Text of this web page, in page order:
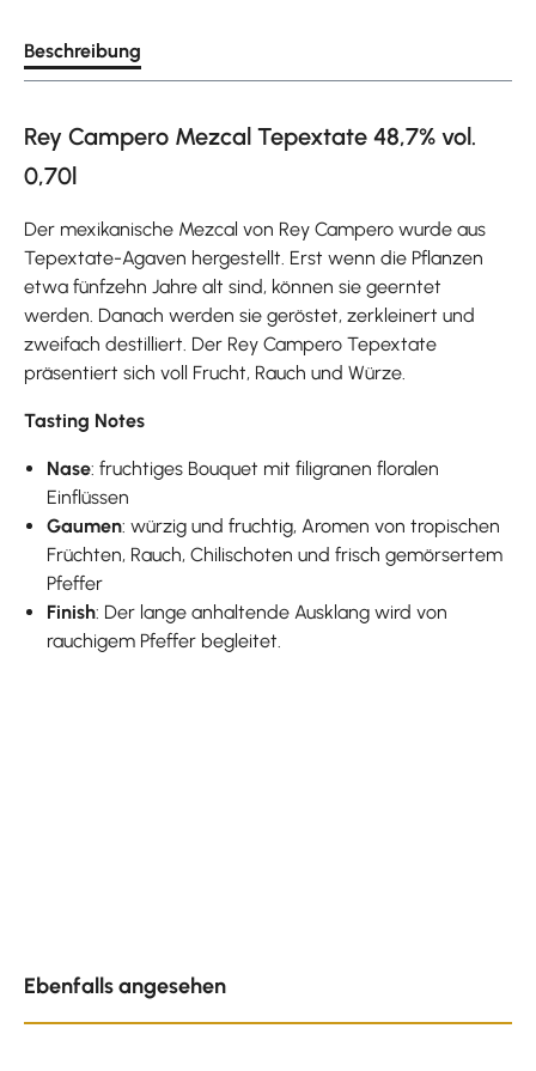
Beschreibung
Rey Campero Mezcal Tepextate 48,7% vol.
0,70l
Der mexikanische Mezcal von Rey Campero wurde aus
Tepextate-Agaven hergestellt. Erst wenn die Pflanzen
etwa fünfzehn Jahre alt sind, können sie geerntet
werden. Danach werden sie geröstet, zerkleinert und
zweifach destilliert. Der Rey Campero Tepextate
präsentiert sich voll Frucht, Rauch und Würze.
Tasting Notes
Nase: fruchtiges Bouquet mit filigranen floralen
Einflüssen
Gaumen: würzig und fruchtig, Aromen von tropischen
Früchten, Rauch, Chilischoten und frisch gemörsertem
Pfeffer
Finish: Der lange anhaltende Ausklang wird von
rauchigem Pfeffer begleitet.
Ebenfalls angesehen